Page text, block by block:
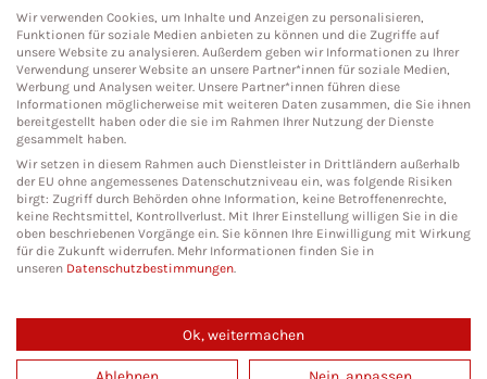
33604 Bielefeld
Social Media
Copyright 2026. All Rights Reserved.
Wir verwenden Cookies, um Inhalte und Anzeigen zu personalisieren,
Funktionen für soziale Medien anbieten zu können und die Zugriffe auf
unsere Website zu analysieren. Außerdem geben wir Informationen zu Ihrer
Verwendung unserer Website an unsere Partner*innen für soziale Medien,
Werbung und Analysen weiter. Unsere Partner*innen führen diese
Informationen möglicherweise mit weiteren Daten zusammen, die Sie ihnen
bereitgestellt haben oder die sie im Rahmen Ihrer Nutzung der Dienste
gesammelt haben.
Wir setzen in diesem Rahmen auch Dienstleister in Drittländern außerhalb
der EU ohne angemessenes Datenschutzniveau ein, was folgende Risiken
birgt: Zugriff durch Behörden ohne Information, keine Betroffenenrechte,
keine Rechtsmittel, Kontrollverlust. Mit Ihrer Einstellung willigen Sie in die
oben beschriebenen Vorgänge ein. Sie können Ihre Einwilligung mit Wirkung
für die Zukunft widerrufen. Mehr Informationen finden Sie in
unseren Datenschutzbestimmungen.
Ok, weitermachen